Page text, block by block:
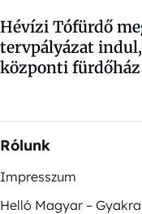
Hévízi Tófürdő
tervpályázat
központi
Rólunk
Impresszum
Helló Magyar –